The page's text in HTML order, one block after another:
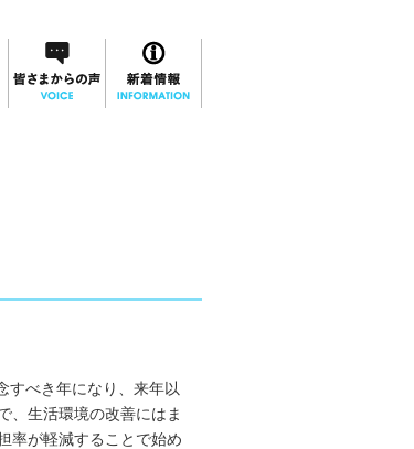
すべき年になり、来年以
、生活環境の改善にはま
率が軽減することで始め